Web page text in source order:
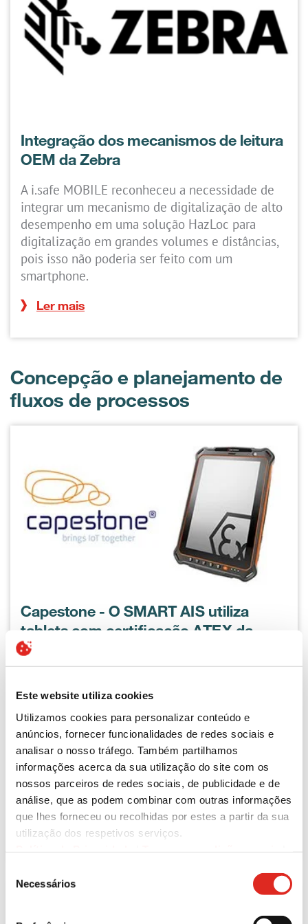
Este website utiliza cookies
Utilizamos cookies para personalizar conteúdo e
anúncios, fornecer funcionalidades de redes sociais e
analisar o nosso tráfego. Também partilhamos
informações acerca da sua utilização do site com os
nossos parceiros de redes sociais, de publicidade e de
análise, que as podem combinar com outras informações
que lhes forneceu ou recolhidas por estes a partir da sua
utilização dos respetivos serviços.
Necessários
Integração dos mecanismos de leitura
OEM da Zebra
A i.safe MOBILE reconheceu a necessidade de
integrar um mecanismo de digitalização de alto
desempenho em uma solução HazLoc para
digitalização em grandes volumes e distâncias,
pois isso não poderia ser feito com um
smartphone.
Ler mais
Concepção e planejamento de
fluxos de processos
Capestone - O SMART AIS utiliza
tablets com certificação ATEX da
i.safe MOBILE
Solutions apoia clientes em todo o mundo na
concepção segura e eficiente dos fluxos de
processo em suas instalações. Para isso, a
empresa oferece aos seus clientes serviços de
monitoramento, verificação e documentação da
segurança de suas complexas instalações
industriais.
Ler mais